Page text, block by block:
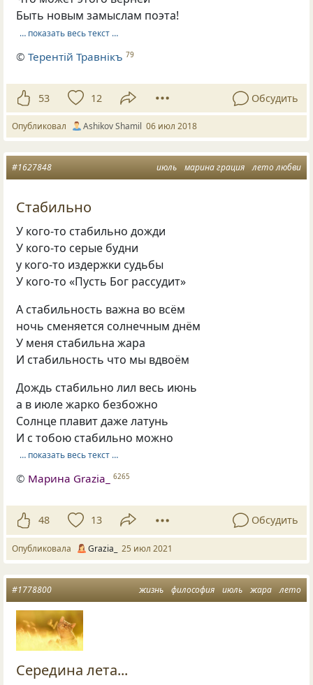
Быть новым замыслам поэта!
… показать весь текст …
©Терентiй Травнiкъ 79
53 12 Обсудить
Опубликовал Ashikov Shamil 06 июл 2018
июль марина грация лето любви
#1627848
Стабильно
У кого-то стабильно дожди
У кого-то серые будни
у кого-то издержки судьбы
У кого-то «Пусть Бог рассудит»
А стабильность важна во всём
ночь сменяется солнечным днём
У меня стабильна жара
И стабильность что мы вдвоём
Дождь стабильно лил весь июнь
а в июле жарко безбожно
Солнце плавит даже латунь
И с тобою стабильно можно
… показать весь текст …
© Марина Grazia_ 6265
48 13 Обсудить
Опубликовала Grazia_ 25 июл 2021
жизнь философия июль жара лето
#1778800
Середина лета...